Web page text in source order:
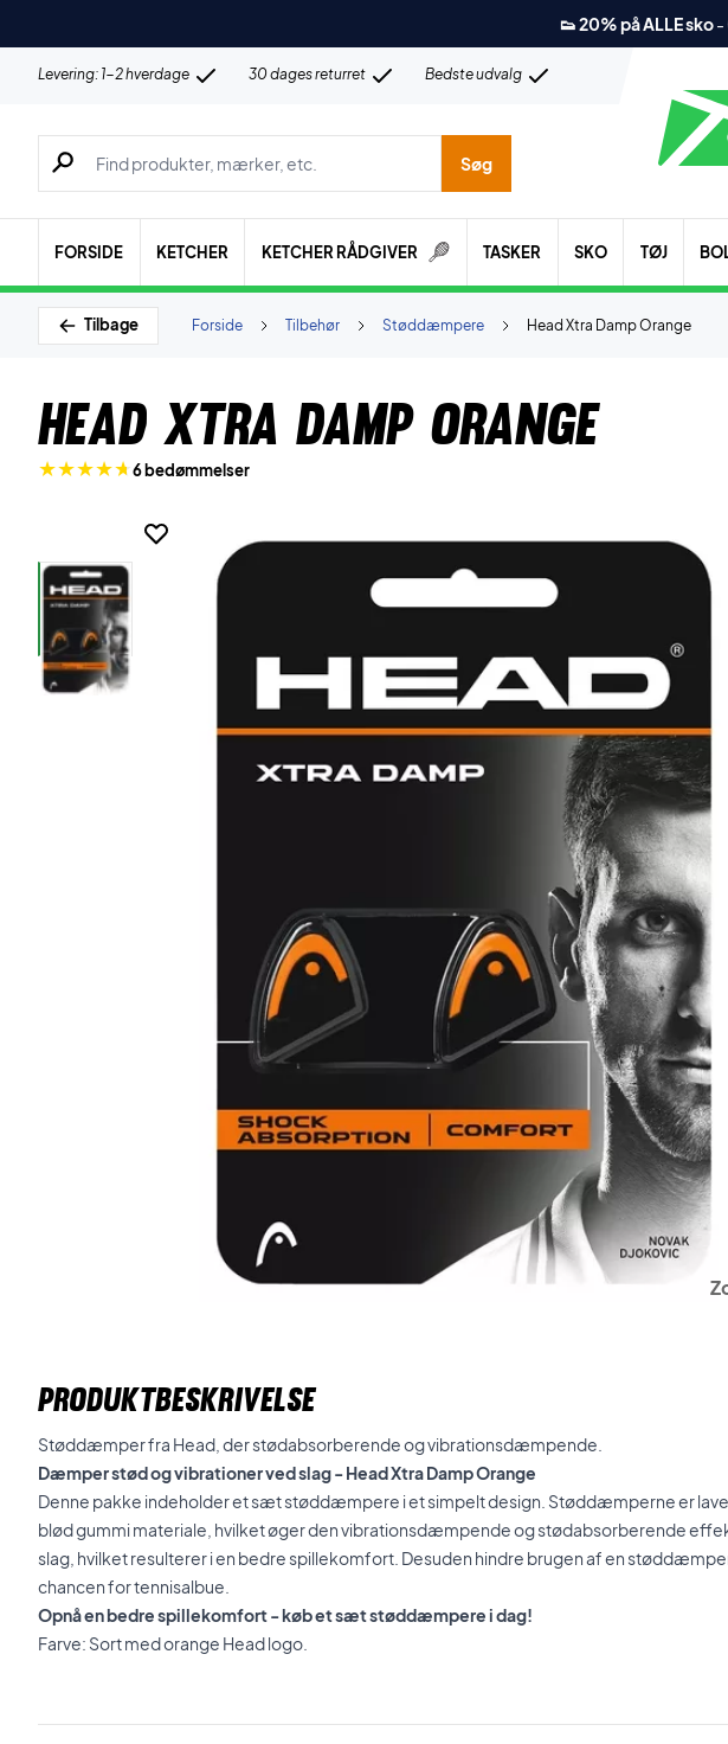
👟 20% på ALLE sko-
Levering: 1-2 hverdage 30 dages returret Bedste udvalg
Søg efter produkter, mærker etc.
Søg
FORSIDE KETCHER KETCHER RÅDGIVER TASKER SKO TØJ
Tilbage Head Xtra Damp Orange
Støddæmpere
Tilbehør
Forside
Head Xtra Damp Orange
6 bedømmelser
PRODUKTBESKRIVELSE
Støddæmper fra Head, der stødabsorberende og vibrationsdæmpende.
Dæmper stød og vibrationer ved slag - Head Xtra Damp Orange
Denne pakke indeholder et sæt støddæmpere i et simpelt design. Støddæmperne er
blød gummi materiale, hvilket øger den vibrationsdæmpende og stødabsorberende
slag, hvilket resulterer i en bedre spillekomfort. Desuden hindre brugen af en
chancen for tennisalbue.
Opnå en bedre spillekomfort - køb et sæt støddæmpere i dag!
Farve: Sort med orange Head logo.